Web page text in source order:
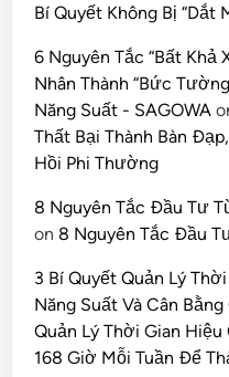
Bí Quyết Không Bị “Dắt
6 Nguyên Tắc “Bất Khả
Nhân Thành “Bức
Năng Suất - SAGOWA
Thất Bại Thành Bàn
Hồi Phi Thường
8 Nguyên Tắc Đầu Tư
on 8 Nguyên Tắc Đầu
3 Bí Quyết Quản Lý
Năng Suất Và Cân
Quản Lý Thời Gian
168 Giờ Mỗi Tuần Để